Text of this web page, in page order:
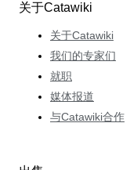
关于Catawiki
关于Catawiki
我们的专家们
就职
媒体报道
与Catawiki合作